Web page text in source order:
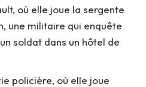
où elle joue la sergente
une militaire qui enquête
soldat dans un hôtel de
policière, où elle joue